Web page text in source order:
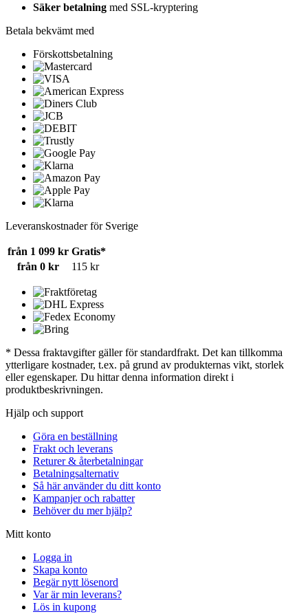
Säker betalning med SSL-kryptering
Betala bekvämt med
Förskottsbetalning
Leveranskostnader för Sverige
från 1 099 kr Gratis*
från 0 kr
115 kr
* Dessa fraktavgifter gäller för standardfrakt. Det kan tillkomma
ytterligare kostnader, t.ex. på grund av produkternas vikt, storlek
eller egenskaper. Du hittar denna information direkt i
produktbeskrivningen.
Hjälp och support
Göra en beställning
Frakt och leverans
Returer & återbetalningar
Betalningsalternativ
Så här använder du ditt konto
Kampanjer och rabatter
Behöver du mer hjälp?
Mitt konto
Logga in
Skapa konto
Begär nytt lösenord
Var är min leverans?
Lös in kupong